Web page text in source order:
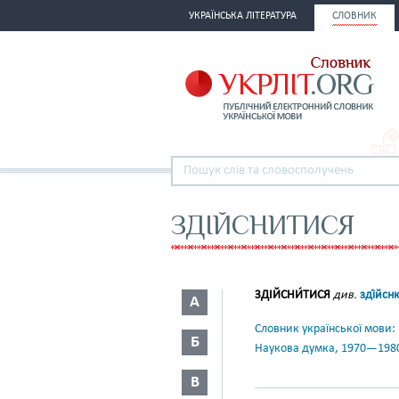
УКРАЇНСЬКА ЛІТЕРАТУРА СЛОВНИК
ЗДІЙСНИТИСЯ
А
Б
В
ЗДІЙСНИ́ТИСЯ див.
Словник української
Наукова думка,